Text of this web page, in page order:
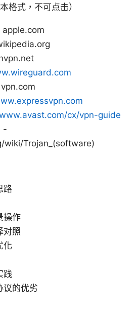
格式，不可点击）
cx/vpn-guide
-
wiki/Trojan_(software)
路
操作
对照
化
践
议的优劣